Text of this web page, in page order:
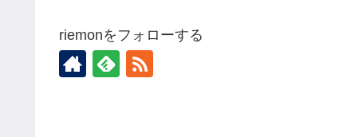
riemonをフォローする